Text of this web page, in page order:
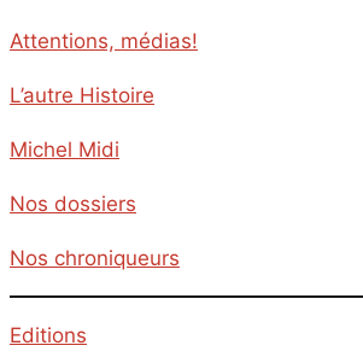
Attentions, médias!
L’autre Histoire
Michel Midi
Nos dossiers
Nos chroniqueurs
Editions